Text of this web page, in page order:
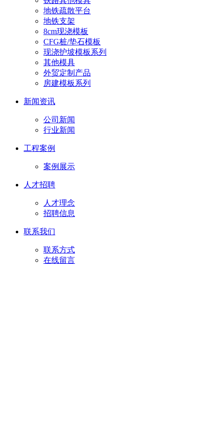
地铁疏散平台
地铁支架
8cm现浇模板
CFG桩/垫石模板
现浇护坡模板系列
其他模具
外贸定制产品
房建模板系列
新闻资讯
公司新闻
行业新闻
工程案例
案例展示
人才招聘
人才理念
招聘信息
联系我们
联系方式
在线留言